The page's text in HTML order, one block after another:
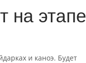
на этапе
и каноэ. Будет